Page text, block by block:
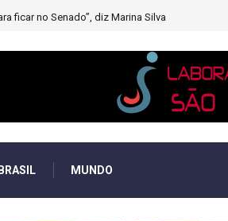
e provocando secas de rios
BRASIL MUNDO